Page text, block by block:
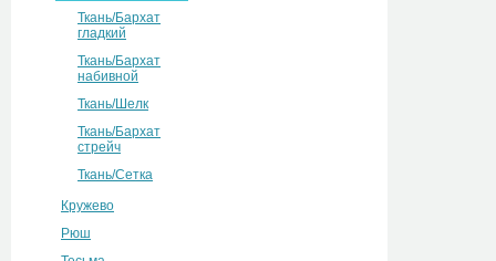
Ткань/Бархат
гладкий
Ткань/Бархат
набивной
Ткань/Шелк
Ткань/Бархат
стрейч
Ткань/Сетка
Кружево
Рюш